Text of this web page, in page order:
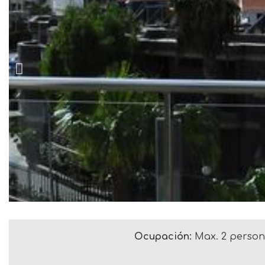
Ocupación: Max. 2